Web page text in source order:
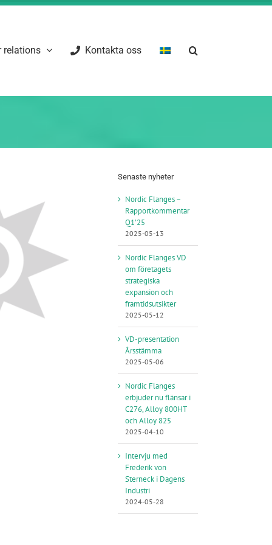
relations Kontakta oss
Senaste nyheter
Nordic Flanges –
Rapportkommentar
Q1’25
2025-05-13
Nordic Flanges VD
om företagets
strategiska
expansion och
framtidsutsikter
2025-05-12
VD-presentation
Årsstämma
2025-05-06
Nordic Flanges
erbjuder nu flänsar i
C276, Alloy 800HT
och Alloy 825
2025-04-10
Intervju med
Frederik von
Sterneck i Dagens
Industri
2024-05-28